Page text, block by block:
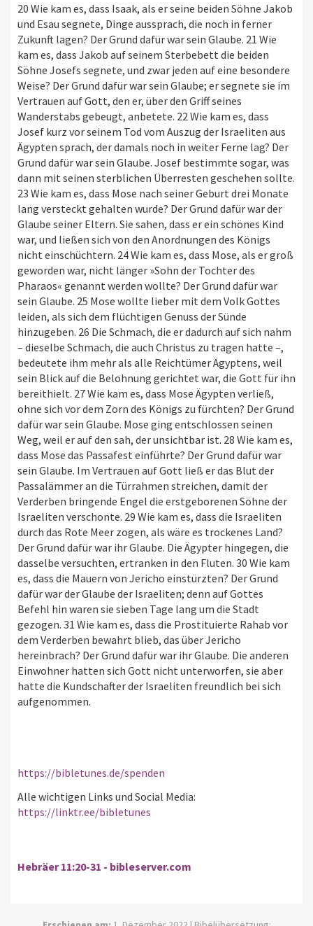
20 Wie kam es, dass Isaak, als er seine beiden Söhne Jakob
und Esau segnete, Dinge aussprach, die noch in ferner
Zukunft lagen? Der Grund dafür war sein Glaube. 21 Wie
kam es, dass Jakob auf seinem Sterbebett die beiden
Söhne Josefs segnete, und zwar jeden auf eine besondere
Weise? Der Grund dafür war sein Glaube; er segnete sie im
Vertrauen auf Gott, den er, über den Griff seines
Wanderstabs gebeugt, anbetete. 22 Wie kam es, dass
Josef kurz vor seinem Tod vom Auszug der Israeliten aus
Ägypten sprach, der damals noch in weiter Ferne lag? Der
Grund dafür war sein Glaube. Josef bestimmte sogar, was
dann mit seinen sterblichen Überresten geschehen sollte.
23 Wie kam es, dass Mose nach seiner Geburt drei Monate
lang versteckt gehalten wurde? Der Grund dafür war der
Glaube seiner Eltern. Sie sahen, dass er ein schönes Kind
war, und ließen sich von den Anordnungen des Königs
nicht einschüchtern. 24 Wie kam es, dass Mose, als er groß
geworden war, nicht länger »Sohn der Tochter des
Pharaos« genannt werden wollte? Der Grund dafür war
sein Glaube. 25 Mose wollte lieber mit dem Volk Gottes
leiden, als sich dem flüchtigen Genuss der Sünde
hinzugeben. 26 Die Schmach, die er dadurch auf sich nahm
– dieselbe Schmach, die auch Christus zu tragen hatte –,
bedeutete ihm mehr als alle Reichtümer Ägyptens, weil
sein Blick auf die Belohnung gerichtet war, die Gott für ihn
bereithielt. 27 Wie kam es, dass Mose Ägypten verließ,
ohne sich vor dem Zorn des Königs zu fürchten? Der Grund
dafür war sein Glaube. Mose ging entschlossen seinen
Weg, weil er auf den sah, der unsichtbar ist. 28 Wie kam es,
dass Mose das Passafest einführte? Der Grund dafür war
sein Glaube. Im Vertrauen auf Gott ließ er das Blut der
Passalämmer an die Türrahmen streichen, damit der
Verderben bringende Engel die erstgeborenen Söhne der
Israeliten verschonte. 29 Wie kam es, dass die Israeliten
durch das Rote Meer zogen, als wäre es trockenes Land?
Der Grund dafür war ihr Glaube. Die Ägypter hingegen, die
dasselbe versuchten, ertranken in den Fluten. 30 Wie kam
es, dass die Mauern von Jericho einstürzten? Der Grund
dafür war der Glaube der Israeliten; denn auf Gottes
Befehl hin waren sie sieben Tage lang um die Stadt
gezogen. 31 Wie kam es, dass die Prostituierte Rahab vor
dem Verderben bewahrt blieb, das über Jericho
hereinbrach? Der Grund dafür war ihr Glaube. Die anderen
Einwohner hatten sich Gott nicht unterworfen, sie aber
hatte die Kundschafter der Israeliten freundlich bei sich
aufgenommen.
https://bibletunes.de/spenden
Alle wichtigen Links und Social Media:
https://linktr.ee/bibletunes
Hebräer 11:20-31 - bibleserver.com